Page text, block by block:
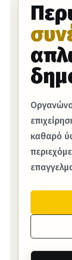
καθαρό